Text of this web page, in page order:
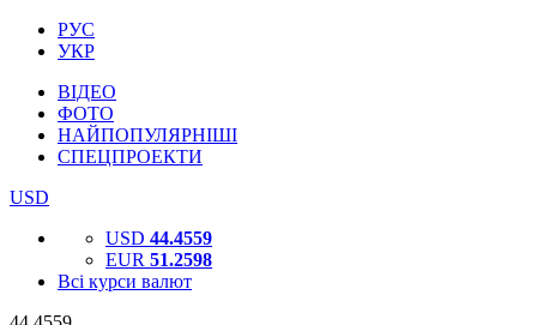
РУС
УКР
ВІДЕО
ФОТО
НАЙПОПУЛЯРНІШІ
СПЕЦПРОЕКТИ
USD
USD 44.4559
EUR 51.2598
Всі курси валют